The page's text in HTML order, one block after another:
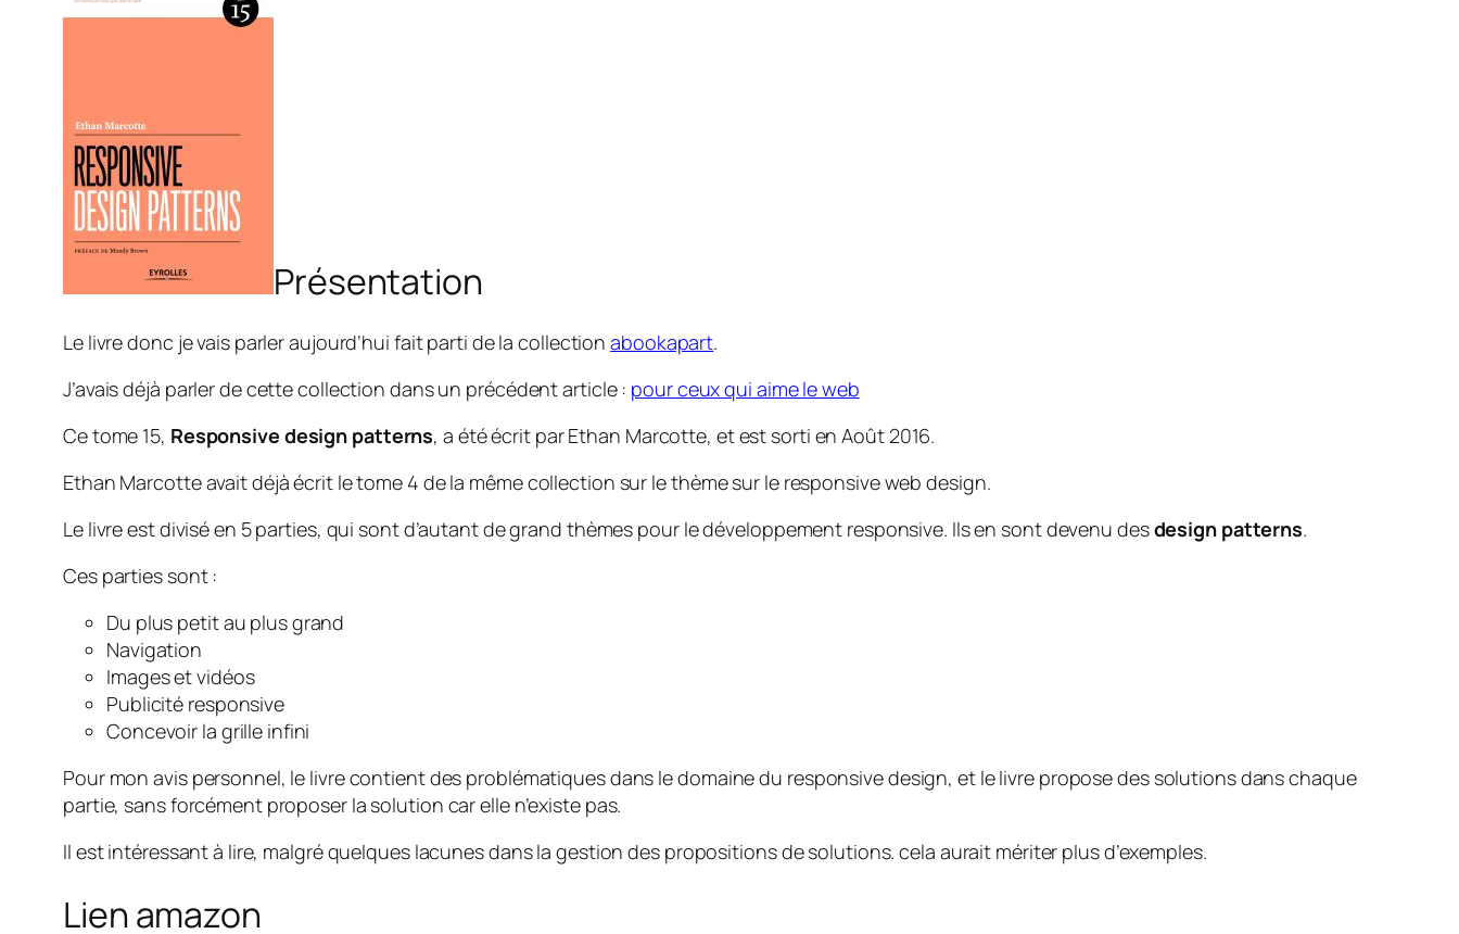
Présentation
Le livre donc je vais parler aujourd’hui fait parti de la collectionabookapart.
J’avais déjà parler de cette collection dans un précédent article : pour ceux qui aime le web
Ce tome 15, Responsive design patterns, a été écrit par Ethan Marcotte, et est sorti en Août 2016.
Ethan Marcotte avait déjà écrit le tome 4 de la même collection sur le thème sur le responsive web design.
Le livre est divisé en 5 parties, qui sont d’autant de grand thèmes pour le développement responsive. Ils en sont devenu desdesign patterns.
Ces parties sont :
Du plus petit au plus grand
Navigation
Images et vidéos
Publicité responsive
Concevoir la grille infini
Pour mon avis personnel, le livre contient des problématiques dans le domaine du responsive design, et le livre propose des solutions dans chaque
partie, sans forcément proposer la solution car elle n’existe pas.
Il est intéressant à lire, malgré quelques lacunes dans la gestion des propositions de solutions. cela aurait mériter plus d’exemples.
Lien amazon